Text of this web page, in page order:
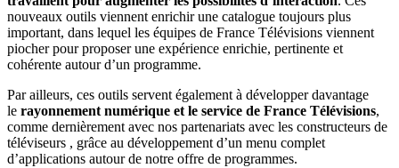
nouveaux outils viennent enrichir une catalogue toujours plus
important, dans lequel les équipes de France Télévisions viennent
piocher pour proposer une expérience enrichie, pertinente et
cohérente autour d’un programme.
Par ailleurs, ces outils servent également à développer davantage
le rayonnement numérique et le service de France Télévisions,
comme dernièrement avec nos partenariats avec les constructeurs de
téléviseurs , grâce au développement d’un menu complet
d’applications autour de notre offre de programmes.